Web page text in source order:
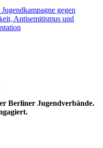
gegen
Antisemitismus und
Berliner Jugendverbände.